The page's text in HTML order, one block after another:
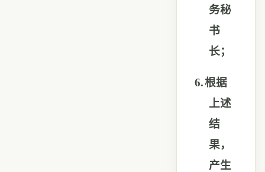
务秘
书
长；
6.根据
上述
结
果，
产生